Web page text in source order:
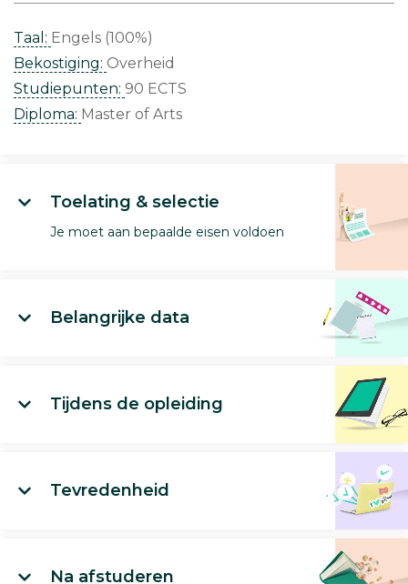
Taal: Engels (100%)
Bekostiging: Overheid
Studiepunten: 90 ECTS
Diploma: Master of Arts
Toelating & selectie
Je moet aan bepaalde eisen voldoen
Belangrijke data
Tijdens de opleiding
Tevredenheid
Na afstuderen